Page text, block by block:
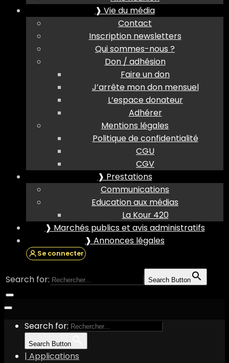
❱ Vie du média
Contact
Inscription newsletters
Qui sommes-nous ?
Don / adhésion
Faire un don
J’arrête mon don mensuel
L’espace donateur
Adhérer
Mentions légales
Politique de confidentialité
CGU
CGV
❱ Prestations
Communications
Education aux médias
La Kour 420
❱ Marchés publics et avis administratifs
❱ Annonces légales
Se connecter
Search for: Search Button
Search for:
Search Button
| Applications